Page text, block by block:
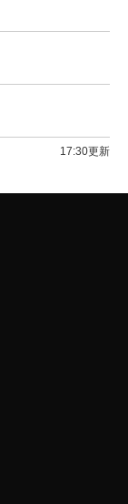
17:30更新